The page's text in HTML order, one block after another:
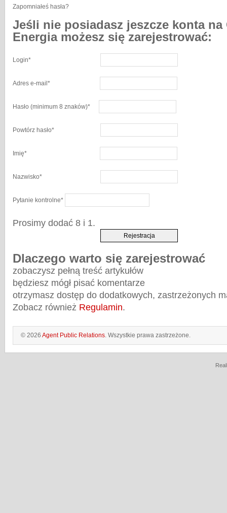
Zapomniałeś hasła?
Jeśli nie posiadasz jeszcze konta na
Energia możesz się zarejestrować:
Login*
Adres e-mail *
Hasło (minimum 8 znaków)*
Powtórz hasło*
Imię*
Nazwisko*
Pytanie kontrolne*
Prosimy dodać 8 i 1.
Dlaczego warto się zarejestrować
zobaczysz pełną treść artykułów
będziesz mógł pisać komentarze
otrzymasz dostęp do dodatkowych, zastrzeżonych
Zobacz również Regulamin.
© 2026 Agent Public Relations. Wszystkie prawa zastrzeżone.